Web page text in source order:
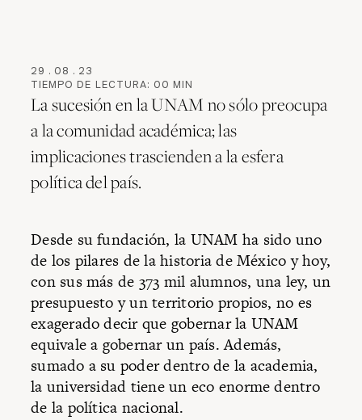
29 . 08 . 23
TIEMPO DE LECTURA: 00 MIN
La sucesión en la UNAM no sólo preocupa
a la comunidad académica; las
implicaciones trascienden a la esfera
política del país.
Desde su fundación, la UNAM ha sido uno
de los pilares de la historia de México y hoy,
con sus más de 373 mil alumnos, una ley, un
presupuesto y un territorio propios, no es
exagerado decir que gobernar la UNAM
equivale a gobernar un país. Además,
sumado a su poder dentro de la academia,
la universidad tiene un eco enorme dentro
de la política nacional.